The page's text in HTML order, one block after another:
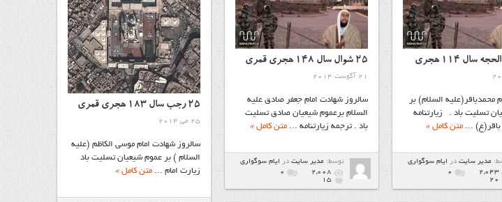
سال ۱۱۴ هجرى
محمدباقر(علیه السلام) بر
تسلیت باد . زیارتنامه
باقر(ع) ... متن کامل »
مدیر سایت در ايام سوگواري
2,043
۰
20
۲۵ شوال سال ۱۴۸ هجری قمری
21 آگوست 2014
سالروز شهادت امام جعفر صادق علیه
السلام برعموم شیعیان صادق تسلیت
باد . ترجمه زیارتنامه ... متن کامل »
توسط: مدیر سایت در ايام سوگواري
2,008
۰
15
25 رجب سال 183 هجری قمری
25 می 2014
سالروز شهادت امام موسی الکاظم (علیه
السلام ) بر عموم شیعیان تسلیت باد
زيارت امام ... متن کامل »